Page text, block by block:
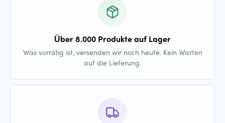
Über 8.000 Produkte auf Lager
Was vorrätig ist, versenden wir noch heute. Kein Warten
auf die Lieferung.